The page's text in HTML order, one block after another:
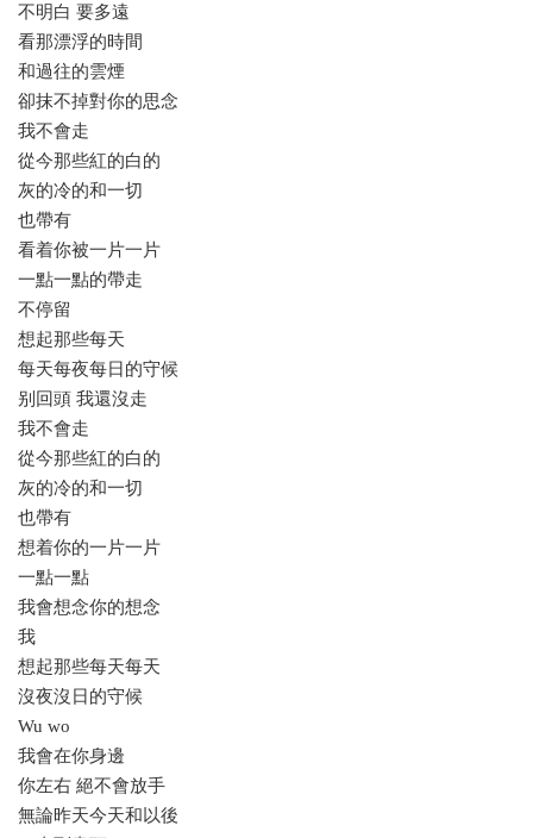
不明白 要多遠
看那漂浮的時間
和過往的雲煙
卻抹不掉對你的思念
我不會走
從今那些紅的白的
灰的冷的和一切
也帶有
看着你被一片一片
一點一點的帶走
不停留
想起那些每天
每天每夜每日的守候
别回頭 我還沒走
我不會走
從今那些紅的白的
灰的冷的和一切
也帶有
想着你的一片一片
一點一點
我會想念你的想念
我
想起那些每天每天
沒夜沒日的守候
Wu wo
我會在你身邊
你左右 絕不會放手
無論昨天今天和以後